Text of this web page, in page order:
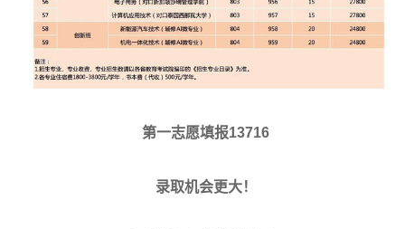
第一志愿填报13716
录取机会更大！